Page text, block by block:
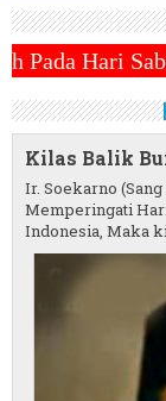
2025
Kilas Balik
Ir. Soekarno
Memperingati
Indonesia, Maka